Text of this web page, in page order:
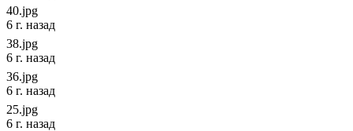
40.jpg
6 г. назад
38.jpg
6 г. назад
36.jpg
6 г. назад
25.jpg
6 г. назад